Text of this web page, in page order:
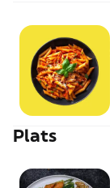
Plats